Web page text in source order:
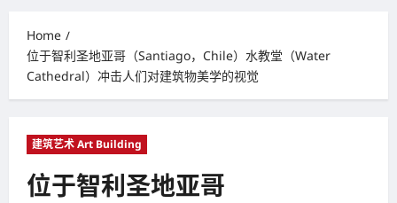
Home
位于智利圣地亚哥（Santiago，Chile）水教堂（Water
Cathedral）冲击人们对建筑物美学的视觉
建筑艺术 Art Building
位于智利圣地亚哥